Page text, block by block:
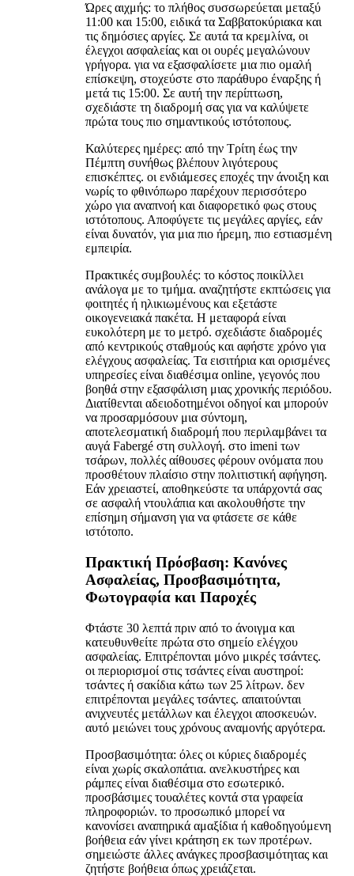
Ώρες αιχμής: το πλήθος συσσωρεύεται μεταξύ
11:00 και 15:00, ειδικά τα Σαββατοκύριακα και
τις δημόσιες αργίες. Σε αυτά τα κρεμλίνα, οι
έλεγχοι ασφαλείας και οι ουρές μεγαλώνουν
γρήγορα. για να εξασφαλίσετε μια πιο ομαλή
επίσκεψη, στοχεύστε στο παράθυρο έναρξης ή
μετά τις 15:00. Σε αυτή την περίπτωση,
σχεδιάστε τη διαδρομή σας για να καλύψετε
πρώτα τους πιο σημαντικούς ιστότοπους.
Καλύτερες ημέρες: από την Τρίτη έως την
Πέμπτη συνήθως βλέπουν λιγότερους
επισκέπτες. οι ενδιάμεσες εποχές την άνοιξη και
νωρίς το φθινόπωρο παρέχουν περισσότερο
χώρο για αναπνοή και διαφορετικό φως στους
ιστότοπους. Αποφύγετε τις μεγάλες αργίες, εάν
είναι δυνατόν, για μια πιο ήρεμη, πιο εστιασμένη
εμπειρία.
Πρακτικές συμβουλές: το κόστος ποικίλλει
ανάλογα με το τμήμα. αναζητήστε εκπτώσεις για
φοιτητές ή ηλικιωμένους και εξετάστε
οικογενειακά πακέτα. Η μεταφορά είναι
ευκολότερη με το μετρό. σχεδιάστε διαδρομές
από κεντρικούς σταθμούς και αφήστε χρόνο για
ελέγχους ασφαλείας. Τα εισιτήρια και ορισμένες
υπηρεσίες είναι διαθέσιμα online, γεγονός που
βοηθά στην εξασφάλιση μιας χρονικής περιόδου.
Διατίθενται αδειοδοτημένοι οδηγοί και μπορούν
να προσαρμόσουν μια σύντομη,
αποτελεσματική διαδρομή που περιλαμβάνει τα
αυγά Fabergé στη συλλογή. στο imeni των
τσάρων, πολλές αίθουσες φέρουν ονόματα που
προσθέτουν πλαίσιο στην πολιτιστική αφήγηση.
Εάν χρειαστεί, αποθηκεύστε τα υπάρχοντά σας
σε ασφαλή ντουλάπια και ακολουθήστε την
επίσημη σήμανση για να φτάσετε σε κάθε
ιστότοπο.
Πρακτική Πρόσβαση: Κανόνες
Ασφαλείας, Προσβασιμότητα,
Φωτογραφία και Παροχές
Φτάστε 30 λεπτά πριν από το άνοιγμα και
κατευθυνθείτε πρώτα στο σημείο ελέγχου
ασφαλείας. Επιτρέπονται μόνο μικρές τσάντες.
οι περιορισμοί στις τσάντες είναι αυστηροί:
τσάντες ή σακίδια κάτω των 25 λίτρων. δεν
επιτρέπονται μεγάλες τσάντες. απαιτούνται
ανιχνευτές μετάλλων και έλεγχοι αποσκευών.
αυτό μειώνει τους χρόνους αναμονής αργότερα.
Προσβασιμότητα: όλες οι κύριες διαδρομές
είναι χωρίς σκαλοπάτια. ανελκυστήρες και
ράμπες είναι διαθέσιμα στο εσωτερικό.
προσβάσιμες τουαλέτες κοντά στα γραφεία
πληροφοριών. το προσωπικό μπορεί να
κανονίσει αναπηρικά αμαξίδια ή καθοδηγούμενη
βοήθεια εάν γίνει κράτηση εκ των προτέρων.
σημειώστε άλλες ανάγκες προσβασιμότητας και
ζητήστε βοήθεια όπως χρειάζεται.